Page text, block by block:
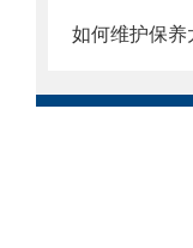
如何维护保养